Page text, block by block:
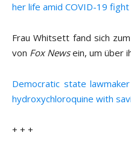
her life amid COVID-19 fight
Frau Whitsett fand sich
von Fox Newsein, um über
Democratic state
hydroxychloroquine with
+ + +